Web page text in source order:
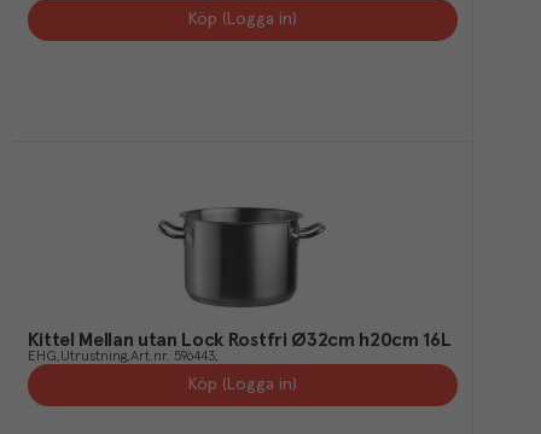
Köp (Logga in)
Kittel Mellan utan Lock Rostfri Ø32cm h20cm 16L
EHG Utrustning Art.nr. 596443
Köp (Logga in)